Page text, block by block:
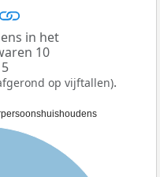
in het
10
op vijftallen).